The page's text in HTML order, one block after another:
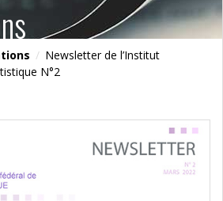
/ Newsletter de l’Institut
N°2